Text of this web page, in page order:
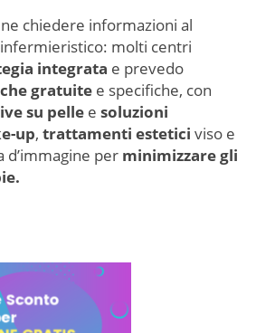
chiedere informazioni al
molti centri
integrata e prevedo
gratuite e specifiche, con
su pelle e soluzioni
up, trattamenti estetici viso e
d’immagine per minimizzare gli